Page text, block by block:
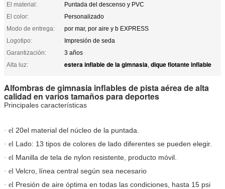
El material:
Puntada del descenso y PVC
El color:
Personalizado
Modo de entrega:
por mar, por aire y b EXPRESS
Logotipo:
Impresión de seda
Garantización:
3 años
Alta luz:
estera inflable de la gimnasia, dique flotante inflable
Alfombras de gimnasia inflables de pista aérea de alta
calidad en varios tamaños para deportes
Principales características
· el 20el material del núcleo de la puntada.
· el Lado: 13 tipos de colores de lado diferentes se pueden elegir.
· el Manilla de tela de nylon resistente, producto móvil.
· el Velcro, línea central según sea necesario
· el Presión de aire óptima en todas las condiciones, hasta 15 psi